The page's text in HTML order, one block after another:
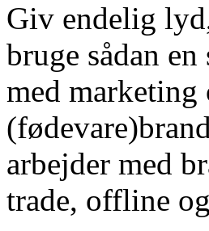
Giv endelig
bruge sådan
med
arbejder med
trade, offline